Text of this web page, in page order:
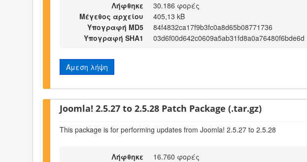
Λήφθηκε
30.186 φορές
Μέγεθος αρχείου
405,13 kB
Υπογραφή MD5
84f4832ca17f9b3fc0a8d65b08771736
Υπογραφή SHA1
03d6f00d642c0609a5ab31fd8a0a76480f6bde6d
Άμεση λήψη
Joomla! 2.5.27 to 2.5.28 Patch Package (.tar.gz)
This package is for performing updates from Joomla! 2.5.27 to 2.5.28
Λήφθηκε
16.760 φορές